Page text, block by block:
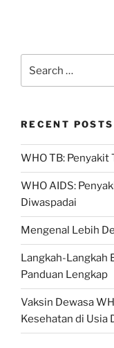
for:
RECENT POSTS
WHO TB:
WHO AIDS:
Diwaspadai
Mengenal Lebih
Langkah-Langkah
Panduan Lengkap
Vaksin Dewasa
Kesehatan di Usia